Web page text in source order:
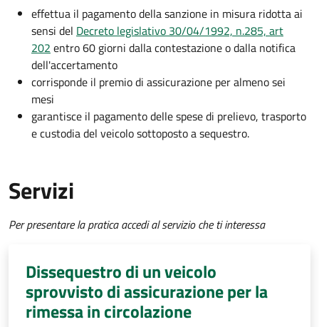
effettua il pagamento della sanzione in misura ridotta ai
sensi del Decreto legislativo 30/04/1992, n.285, art
202 entro 60 giorni dalla contestazione o dalla notifica
dell'accertamento
corrisponde il premio di assicurazione per almeno sei
mesi
garantisce il pagamento delle spese di prelievo, trasporto
e custodia del veicolo sottoposto a sequestro.
Servizi
Per presentare la pratica accedi al servizio che ti interessa
Dissequestro di un veicolo
sprovvisto di assicurazione per la
rimessa in circolazione